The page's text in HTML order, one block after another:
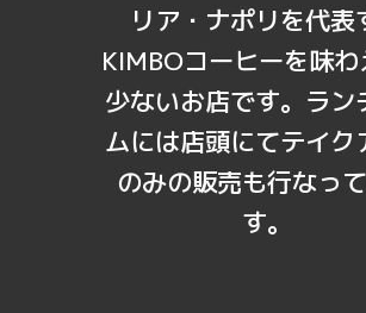
リア・ナポリを代表
KIMBOコーヒーを味
少ないお店です。ラン
ムには店頭にてテイク
のみの販売も行なっ
す。